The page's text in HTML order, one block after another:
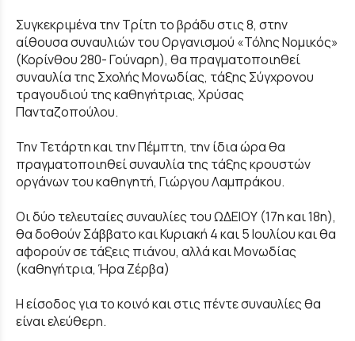
Συγκεκριμένα την Τρίτη το βράδυ στις 8, στην
αίθουσα συναυλιών του Οργανισμού «Τόλης Νομικός»
(Κορίνθου 280- Γούναρη), θα πραγματοποιηθεί
συναυλία της Σχολής Μονωδίας, τάξης Σύγχρονου
τραγουδιού της καθηγήτριας, Χρύσας
Πανταζοπούλου.
Την Τετάρτη και την Πέμπτη, την ίδια ώρα θα
πραγματοποιηθεί συναυλία της τάξης κρουστών
οργάνων του καθηγητή, Γιώργου Λαμπράκου.
Οι δύο τελευταίες συναυλίες του ΩΔΕΙΟΥ (17η και 18η),
θα δοθούν Σάββατο και Κυριακή 4 και 5 Ιουλίου και θα
αφορούν σε τάξεις πιάνου, αλλά και Μονωδίας
(καθηγήτρια, Ήρα Ζέρβα)
Η είσοδος για το κοινό και στις πέντε συναυλίες θα
είναι ελεύθερη.